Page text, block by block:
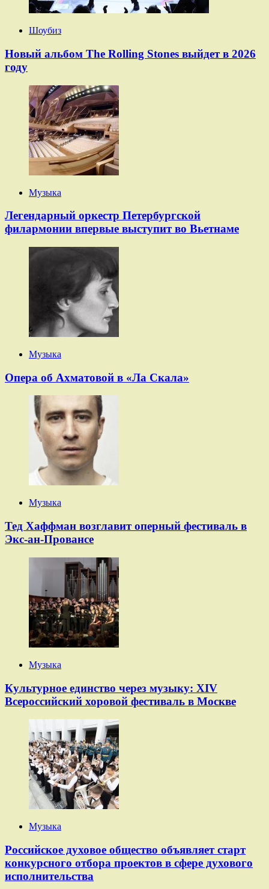
Шоубиз
Новый альбом The Rolling Stones выйдет в 2026
году
Музыка
Легендарный оркестр Петербургской
филармонии впервые выступит во Вьетнаме
Музыка
Опера об Ахматовой в «Ла Скала»
Музыка
Тед Хаффман возглавит оперный фестиваль в
Экс-ан-Провансе
Музыка
Культурное единство через музыку: XIV
Всероссийский хоровой фестиваль в Москве
Музыка
Российское духовое общество объявляет старт
конкурсного отбора проектов в сфере духового
исполнительства